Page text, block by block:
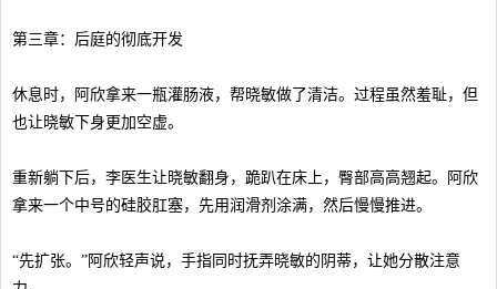
第三章：后庭的彻底开发
休息时，阿欣拿来一瓶灌肠液，帮晓敏做了清洁。过程虽然羞耻，但
也让晓敏下身更加空虚。
重新躺下后，李医生让晓敏翻身，跪趴在床上，臀部高高翘起。阿欣
拿来一个中号的硅胶肛塞，先用润滑剂涂满，然后慢慢推进。
“先扩张。”阿欣轻声说，手指同时抚弄晓敏的阴蒂，让她分散注意